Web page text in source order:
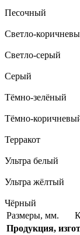
Песочный
Светло-
Светло-серый
Серый
Тёмно-зелёный
Тёмно-
Терракот
Ультра белый
Ультра жёлтый
Чёрный
Размеры, мм.
Продукция,